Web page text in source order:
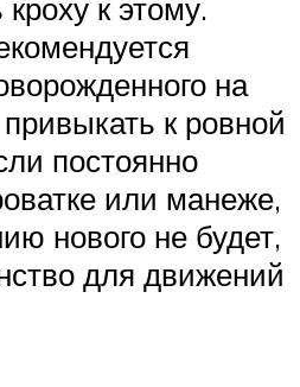
кроху к этому.
на
к ровной
постоянно
или манеже,
нового не будет,
для движений